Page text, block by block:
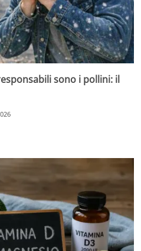
sono i pollini: il